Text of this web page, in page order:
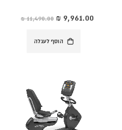
‏11,490.00 ₪ מחיר
מיוחד
הוסף לעגלה